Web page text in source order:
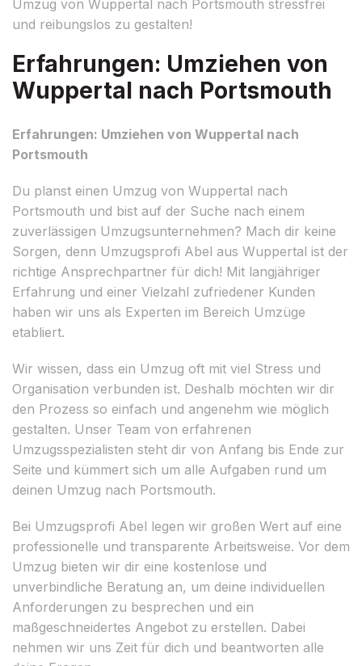
Umzug von Wuppertal nach Portsmouth stressfrei
und reibungslos zu gestalten!
Erfahrungen: Umziehen von
Wuppertal nach Portsmouth
Erfahrungen: Umziehen von Wuppertal nach
Portsmouth
Du planst einen Umzug von Wuppertal nach
Portsmouth und bist auf der Suche nach einem
zuverlässigen Umzugsunternehmen? Mach dir keine
Sorgen, denn Umzugsprofi Abel aus Wuppertal ist der
richtige Ansprechpartner für dich! Mit langjähriger
Erfahrung und einer Vielzahl zufriedener Kunden
haben wir uns als Experten im Bereich Umzüge
etabliert.
Wir wissen, dass ein Umzug oft mit viel Stress und
Organisation verbunden ist. Deshalb möchten wir dir
den Prozess so einfach und angenehm wie möglich
gestalten. Unser Team von erfahrenen
Umzugsspezialisten steht dir von Anfang bis Ende zur
Seite und kümmert sich um alle Aufgaben rund um
deinen Umzug nach Portsmouth.
Bei Umzugsprofi Abel legen wir großen Wert auf eine
professionelle und transparente Arbeitsweise. Vor dem
Umzug bieten wir dir eine kostenlose und
unverbindliche Beratung an, um deine individuellen
Anforderungen zu besprechen und ein
maßgeschneidertes Angebot zu erstellen. Dabei
nehmen wir uns Zeit für dich und beantworten alle